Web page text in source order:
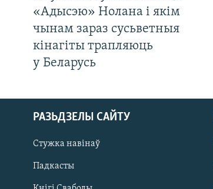
«Адысэю» Нолана і якім
чынам зараз сусьветныя
кінагіты трапляюць
у Беларусь
РАЗЬДЗЕЛЫ САЙТУ
Стужка навінаў
Падкасты